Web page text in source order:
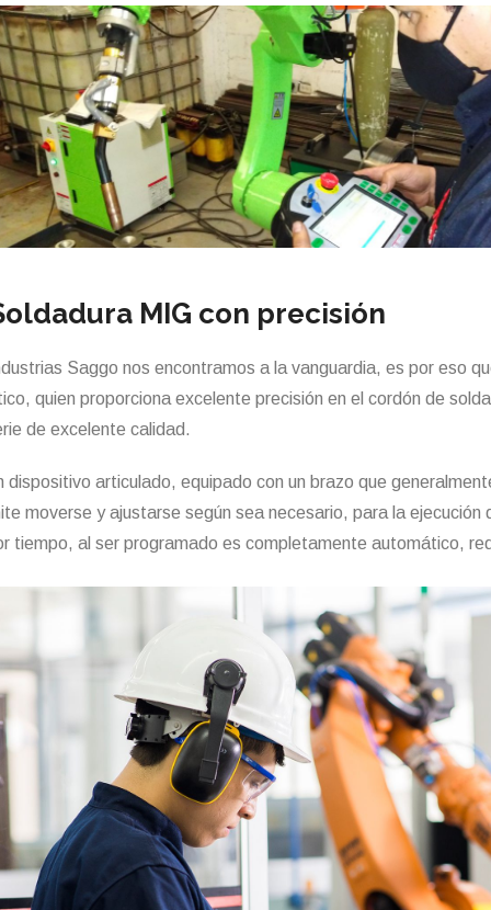
MIG con precisión
Saggo nos encontramos a la vanguardia, es por eso
quien proporciona excelente precisión en el cordón de
de excelente calidad.
dispositivo articulado, equipado con un brazo que
moverse y ajustarse según sea necesario, para la
tiempo, al ser programado es completamente automático,